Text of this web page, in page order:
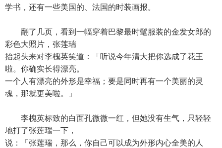
学书，还有一些美国的、法国的时装画报。
翻了几页，看到一幅穿着巴黎最时髦服装的金发女郎的
彩色大照片，张莲瑞
抬起头来对李槐英笑道：「听说今年清大把你选成了花王
啦。你确实长得漂亮。
一个人有漂亮的外形是幸福；要是同时再有一个美丽的灵
魂，那就更美啦。」
李槐英标致的白面孔微微一红，但她没有生气，只轻轻
地打了张莲瑞一下，
说：「张莲瑞，那么，你自己可以成为外形内心全美的人